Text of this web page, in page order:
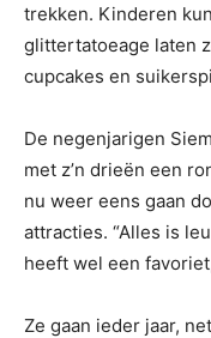
trekken. Kinderen
glittertatoeage laten
cupcakes en
De negenjarigen
met z’n drieën een
nu weer eens gaan
attracties. “Alles is
heeft wel een
Ze gaan ieder jaar,